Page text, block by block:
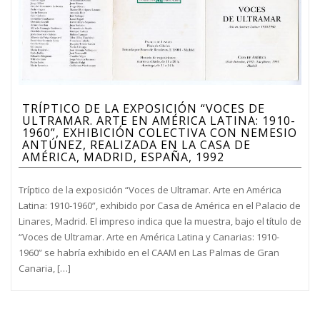
TRÍPTICO DE LA EXPOSICIÓN “VOCES DE
ULTRAMAR. ARTE EN AMÉRICA LATINA: 1910-
1960”, EXHIBICIÓN COLECTIVA CON NEMESIO
ANTÚNEZ, REALIZADA EN LA CASA DE
AMÉRICA, MADRID, ESPAÑA, 1992
Tríptico de la exposición “Voces de Ultramar. Arte en América
Latina: 1910-1960”, exhibido por Casa de América en el Palacio de
Linares, Madrid. El impreso indica que la muestra, bajo el título de
“Voces de Ultramar. Arte en América Latina y Canarias: 1910-
1960” se habría exhibido en el CAAM en Las Palmas de Gran
Canaria, […]